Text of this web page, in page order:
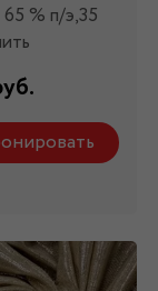
% п/э,35